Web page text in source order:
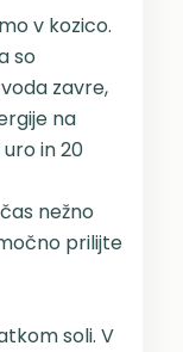
v kozico.
so
zavre,
na
in 20
nežno
prilijte
soli. V